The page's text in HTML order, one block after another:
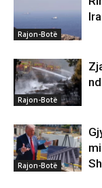
Rajon-Botë
Rajon-Botë
Rajon-Botë